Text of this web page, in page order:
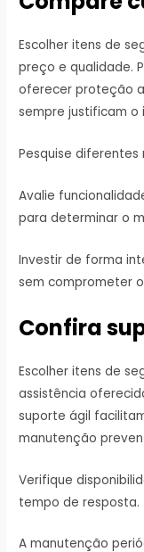
Escolher itens de
preço e qualidade.
oferecer proteção
sempre justificam o
Pesquise
Avalie
para determinar o
Investir de forma
sem comprometer
Confira
Escolher itens de
assistência
suporte ágil
manutenção
Verifique
tempo de resposta.
A manutenção